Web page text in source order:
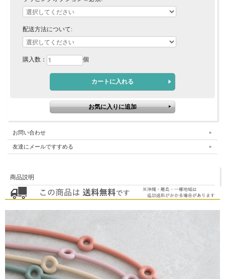
配送方法について:
購入数： 個
お問い合わせ
友達にメールですすめる
商品説明